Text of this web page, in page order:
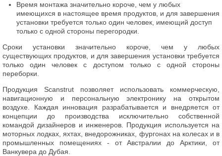
Время монтажа значительно короче, чем у любых
имеющихся в настоящее время продуктов, и для завершения
установки требуется только один человек, имеющий доступ
только с одной стороны перегородки.
Сроки установки значительно короче, чем у любых
существующих продуктов, и для завершения установки требуется
только один человек с доступом только с одной стороны
переборки.
Продукция Scanstrut позволяет использовать коммерческую,
навигационную и персональную электронику на открытом
воздухе. Каждая инновация разрабатывается и внедряется от
концепции до производства исключительно собственной
командой дизайнеров и инженеров. Продукция используется на
моторных лодках, яхтах, внедорожниках, фургонах на колесах и в
промышленных помещениях - от Австралии до Арктики, от
Ванкувера до Дубая.